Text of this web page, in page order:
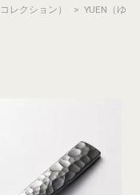
レクション） > YUEN（ゆ